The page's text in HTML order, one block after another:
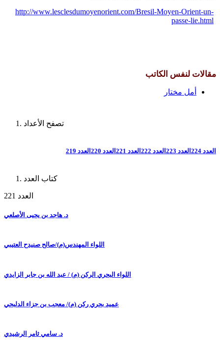
http://www.lesclesdumoyenorient.com/Bresil-Moyen-Orient-un-
passe-lie.html
مقالات لنفس الكاتب
أمل مختار
تصفح الأعداد
العدد 224 العدد 223 العدد 222 العدد 221 العدد 220 العدد 219
كتاب العدد
العدد 221
د. هاجد بن يحيى الأصلعي
اللواء المهندس(م)/صالح صنيدح العتيبي
اللواء البحري الركن (م) / عبد الله بن جابر الزايدي
عميد بحري ركن (م)/ معجب بن جزاء الدلبحي
د. سامي ثامر الرشيدي